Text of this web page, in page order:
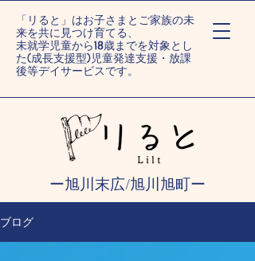
「リると」はお子さまとご家族の未
来を共に見つけ育てる、
未就学児童から18歳までを対象とし
た(成長支援型)児童発達支援・放課
後等デイサービスです。
ー旭川末広/旭川旭町ー
ブログ